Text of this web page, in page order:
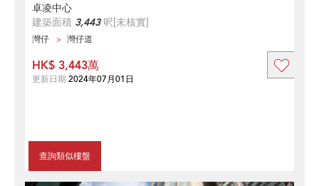
卓凌中心
建築面積 3,443呎[未核實]
灣仔 灣仔道
查詢類似樓盤
HK$ 3,443萬
更新日期 2024年07月01日